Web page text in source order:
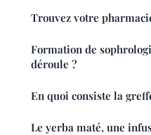
Trouvez votre
Formation de
déroule ?
En quoi consiste la
Le yerba maté, une